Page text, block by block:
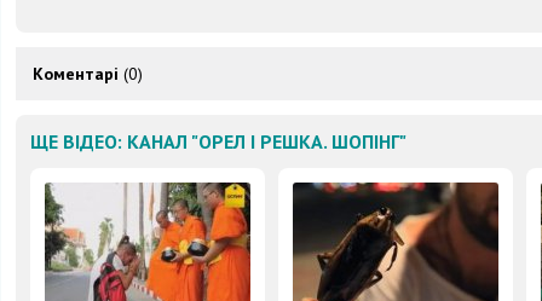
Коментарі (0)
ЩЕ ВІДЕО: КАНАЛ "ОРЕЛ І РЕШКА. ШОПІНГ"